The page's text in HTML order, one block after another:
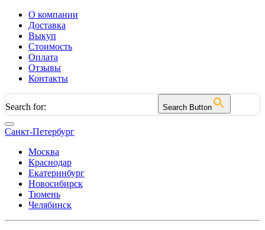
О компании
Доставка
Выкуп
Стоимость
Оплата
Отзывы
Контакты
Search for: Search Button
Санкт-Петербург
Москва
Краснодар
Екатеринбург
Новосибирск
Тюмень
Челябинск